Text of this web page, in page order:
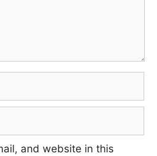
and website in this